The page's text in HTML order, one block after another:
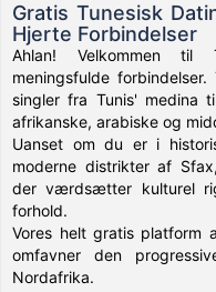
Gratis Tunesisk
Hjerte Forbindelser
Ahlan! Velkommen til
meningsfulde
singler fra Tunis' medina
afrikanske, arabiske og
Uanset om du er i
moderne distrikter af
der værdsætter kulturel
forhold.
Vores helt gratis platform
omfavner den
Nordafrika.